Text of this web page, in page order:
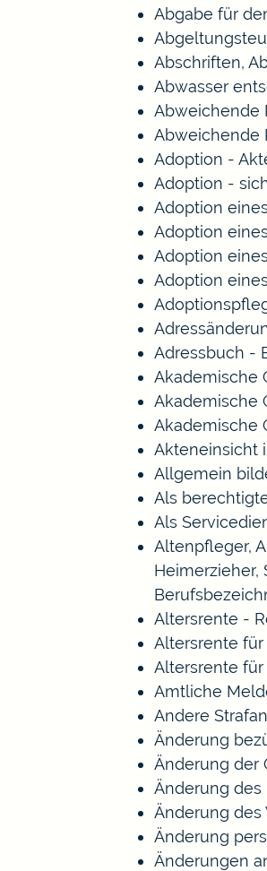
Abgabe für
Abschriften,
Abwasser
Abweichende
Abweichende
Adoption -
Adoption -
Adoption
Adoption
Adoption
Adoption
Adressbuch -
Akademische
Akademische
Akademische
Akteneinsicht
Allgemein
Als
Als
Altenpfleger,
Heimerzieher,
Altersrente -
Altersrente
Altersrente
Amtliche
Andere
Änderung
Änderung der
Änderung
Änderung
Änderung
Änderungen